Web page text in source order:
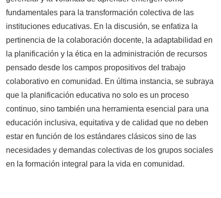
fundamentales para la transformación colectiva de las
instituciones educativas. En la discusión, se enfatiza la
pertinencia de la colaboración docente, la adaptabilidad en
la planificación y la ética en la administración de recursos
pensado desde los campos propositivos del trabajo
colaborativo en comunidad. En última instancia, se subraya
que la planificación educativa no solo es un proceso
continuo, sino también una herramienta esencial para una
educación inclusiva, equitativa y de calidad que no deben
estar en función de los estándares clásicos sino de las
necesidades y demandas colectivas de los grupos sociales
en la formación integral para la vida en comunidad.